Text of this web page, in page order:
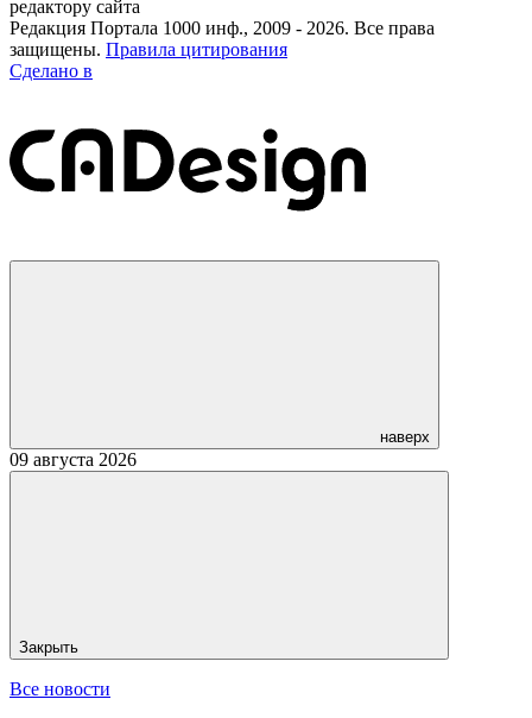
редактору сайта
Редакция Портала 1000 инф., 2009 - 2026. Все права
защищены. Правила цитирования
Сделано в
наверх
09 августа 2026
Закрыть
Все новости